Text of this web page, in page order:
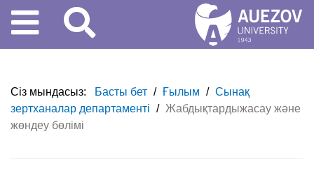
Сіз мындасыз: Басты бет / Ғылым / Сынақ
зертханалар департаменті / Жабдықтардыжасау және
жөндеу бөлімі